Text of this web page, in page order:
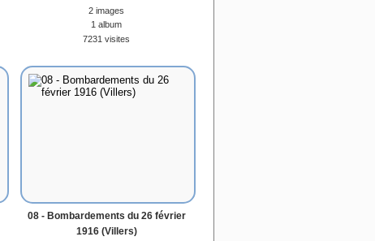
2 images
1 album
7231 visites
08 - Bombardements du 26 février
1916 (Villers)